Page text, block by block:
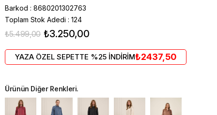
Barkod : 8680201302763
Toplam Stok Adedi : 124
₺5.499,00 ₺3.250,00
YAZA ÖZEL SEPETTE %25 İNDİRİM₺2437,50
Ürünün Diğer Renkleri.